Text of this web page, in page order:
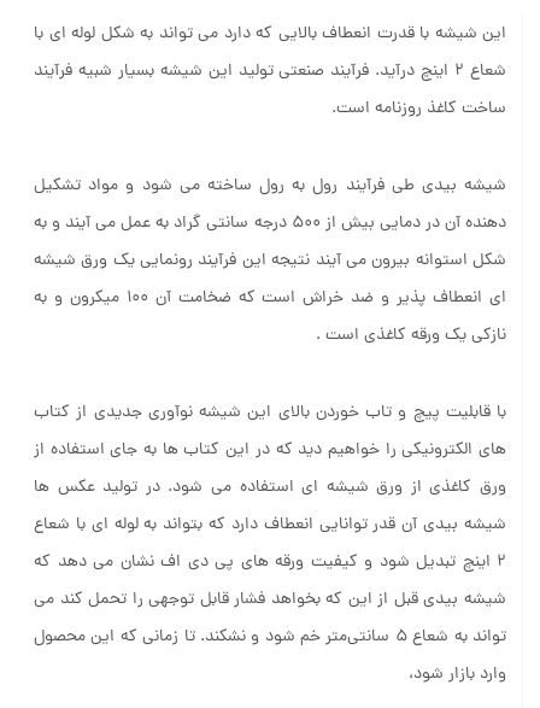
این شیشه با قدرت انعطاف بالایی که دارد می تواند به شکل لوله ای با
شعاع ۲ اینچ درآید. فرآیند صنعتی تولید این شیشه بسیار شبیه فرآیند
ساخت کاغذ روزنامه است.
شیشه بیدی طی فرآیند رول به رول ساخته می شود و مواد تشکیل
دهنده آن در دمایی بیش از ۵۰۰ درجه سانتی گراد به عمل می آیند و به
شکل استوانه بیرون می آیند نتیجه این فرآیند رونمایی یک ورق شیشه
ای انعطاف پذیر و ضد خراش است که ضخامت آن ۱۰۰ میکرون و به
نازکی یک ورقه کاغذی است .
با قابلیت پیچ و تاب خوردن بالای این شیشه نوآوری جدیدی از کتاب
های الکترونیکی را خواهیم دید که در این کتاب ها به جای استفاده از
ورق کاغذی از ورق شیشه ای استفاده می شود. در تولید عکس ها
شیشه بیدی آن قدر توانایی انعطاف دارد که بتواند به لوله ای با شعاع
۲ اینچ تبدیل شود و کیفیت ورقه های پی دی اف نشان می دهد که
شیشه بیدی قبل از این که بخواهد فشار قابل توجهی را تحمل کند می
تواند به شعاع ۵ سانتی‌متر خم شود و نشکند. تا زمانی که این محصول
وارد بازار شود،